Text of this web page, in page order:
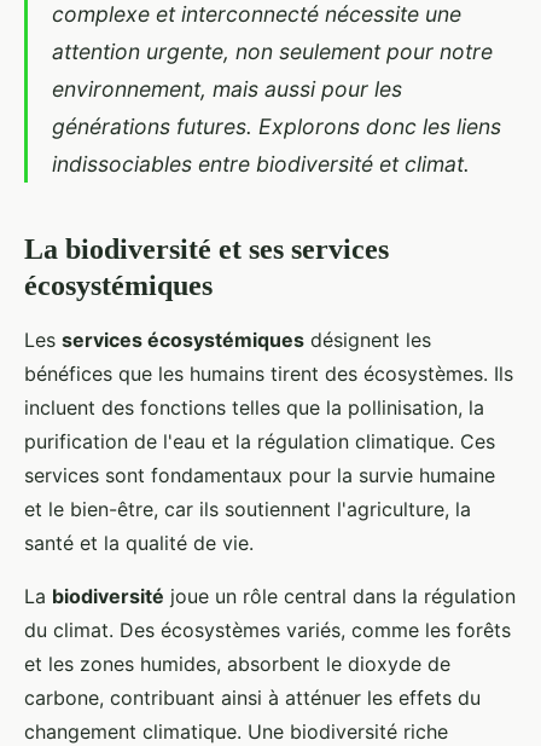
complexe et interconnecté nécessite une
attention urgente, non seulement pour notre
environnement, mais aussi pour les
générations futures. Explorons donc les liens
indissociables entre biodiversité et climat.
La biodiversité et ses services
écosystémiques
Les services écosystémiques désignent les
bénéfices que les humains tirent des écosystèmes. Ils
incluent des fonctions telles que la pollinisation, la
purification de l'eau et la régulation climatique. Ces
services sont fondamentaux pour la survie humaine
et le bien-être, car ils soutiennent l'agriculture, la
santé et la qualité de vie.
La biodiversité joue un rôle central dans la régulation
du climat. Des écosystèmes variés, comme les forêts
et les zones humides, absorbent le dioxyde de
carbone, contribuant ainsi à atténuer les effets du
changement climatique. Une biodiversité riche